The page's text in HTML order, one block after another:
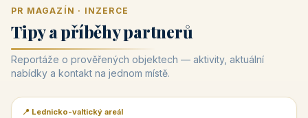
PR MAGAZÍN · INZERCE
Tipy a příběhy partnerů
Reportáže o prověřených objektech — aktivity, aktuální
nabídky a kontakt na jednom místě.
📰 PR článek
📍 Lednicko-valtický areál